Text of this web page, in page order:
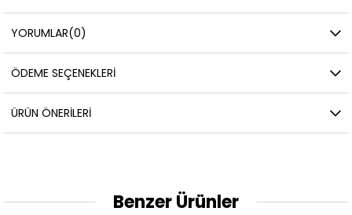
YORUMLAR(0)
ÖDEME SEÇENEKLERI
ÜRÜN ÖNERILERI
Benzer Ürünler